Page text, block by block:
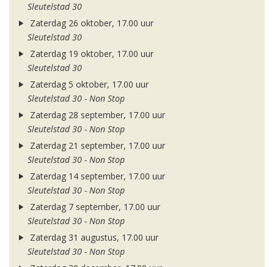
Sleutelstad 30
Zaterdag 26 oktober, 17.00 uur
Sleutelstad 30
Zaterdag 19 oktober, 17.00 uur
Sleutelstad 30
Zaterdag 5 oktober, 17.00 uur
Sleutelstad 30 - Non Stop
Zaterdag 28 september, 17.00 uur
Sleutelstad 30 - Non Stop
Zaterdag 21 september, 17.00 uur
Sleutelstad 30 - Non Stop
Zaterdag 14 september, 17.00 uur
Sleutelstad 30 - Non Stop
Zaterdag 7 september, 17.00 uur
Sleutelstad 30 - Non Stop
Zaterdag 31 augustus, 17.00 uur
Sleutelstad 30 - Non Stop